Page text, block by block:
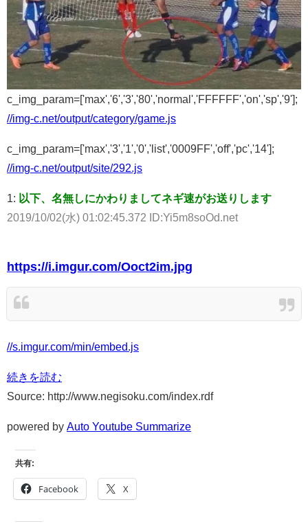
c_img_param=['max','6','3','80','normal','FFFFFF','on','sp','9'];
//img-c.net/output/category/game.js
c_img_param=['max','3','1','0','list','0009FF','off','pc','14'];
//img-c.net/output/site/292.js
1: 以下、名無しにかわりましてネギ速がお送りします
2019/10/02(水) 01:02:45.372 ID:Yi5m8soOd.net
https://i.imgur.com/Ooct2im.jpg
//s.imgur.com/min/embed.js
続きを読む
Source: http://www.negisoku.com/index.rdf
powered by Auto Youtube Summarize
共有:
Facebook X